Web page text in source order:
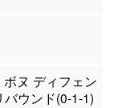
ボヌ ディフェン
バウンド(0-1-1)